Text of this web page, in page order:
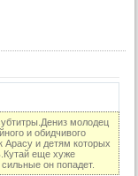
молодец
и обидчивого
Арасу и детям которых
еще хуже
он попадет.